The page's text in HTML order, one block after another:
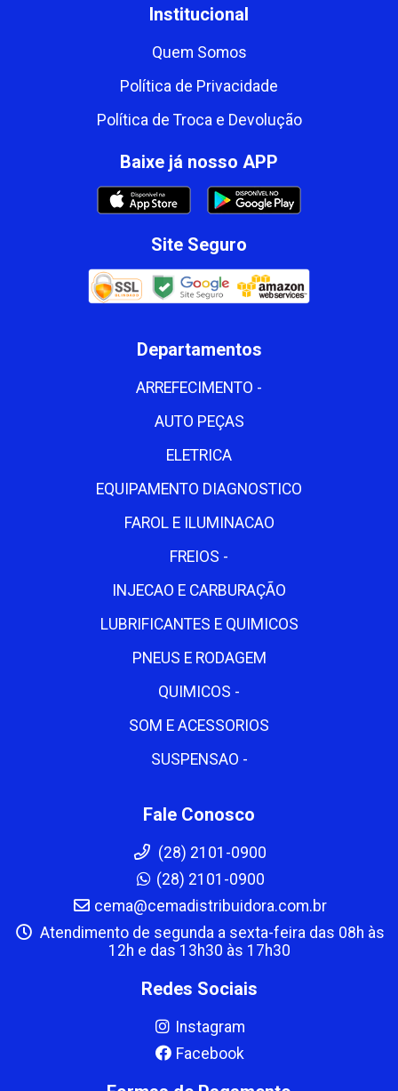
Institucional
Quem Somos
Política de Privacidade
Política de Troca e Devolução
Baixe já nosso APP
Site Seguro
Departamentos
ARREFECIMENTO -
AUTO PEÇAS
ELETRICA
EQUIPAMENTO DIAGNOSTICO
FAROL E ILUMINACAO
FREIOS -
INJECAO E CARBURAÇÃO
LUBRIFICANTES E QUIMICOS
PNEUS E RODAGEM
QUIMICOS -
SOM E ACESSORIOS
SUSPENSAO -
Fale Conosco
(28) 2101-0900
(28) 2101-0900
cema@cemadistribuidora.com.br
Atendimento de segunda a sexta-feira das 08h às
12h e das 13h30 às 17h30
Redes Sociais
Instagram
Facebook